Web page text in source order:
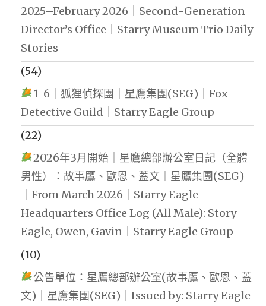
2025–February 2026｜Second-Generation
Director’s Office｜Starry Museum Trio Daily
Stories
(54)
1-6｜狐狸偵探團｜星鷹集團(SEG)｜Fox
Detective Guild｜Starry Eagle Group
(22)
2026年3月開始｜星鷹總部辦公室日記（全體
男性）：故事鷹、歐恩、蓋文｜星鷹集團(SEG)
｜From March 2026｜Starry Eagle
Headquarters Office Log (All Male): Story
Eagle, Owen, Gavin｜Starry Eagle Group
(10)
公告單位：星鷹總部辦公室(故事鷹、歐恩、蓋
文)｜星鷹集團(SEG)｜Issued by: Starry Eagle